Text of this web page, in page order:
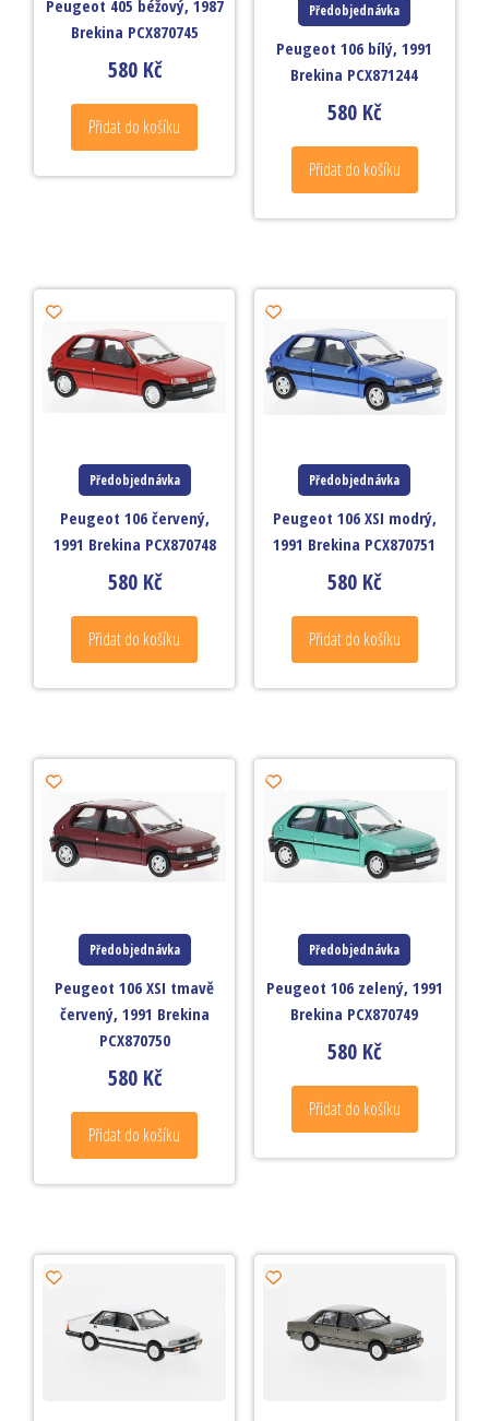
Peugeot 405 béžový, 1987
Brekina PCX870745
580 Kč
Přidat do košíku
Předobjednávka
Peugeot 106 bílý, 1991
Brekina PCX871244
580 Kč
Přidat do košíku
Předobjednávka
Peugeot 106 červený,
1991 Brekina PCX870748
580 Kč
Přidat do košíku
Předobjednávka
Peugeot 106 XSI modrý,
1991 Brekina PCX870751
580 Kč
Přidat do košíku
Předobjednávka
Peugeot 106 XSI tmavě
červený, 1991 Brekina
PCX870750
580 Kč
Přidat do košíku
Předobjednávka
Peugeot 106 zelený, 1991
Brekina PCX870749
580 Kč
Přidat do košíku